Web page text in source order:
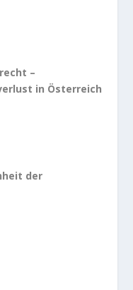
–
in Österreich
der